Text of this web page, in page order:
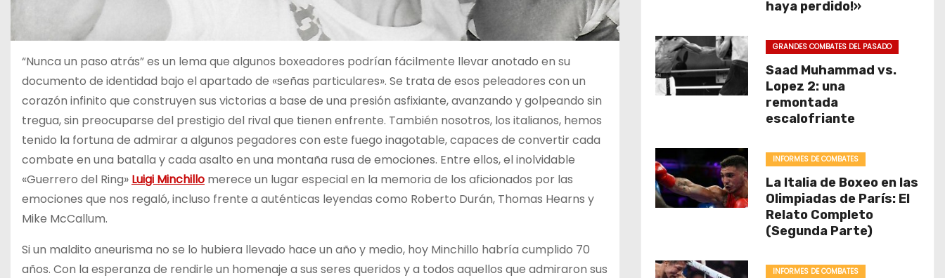
“Nunca un paso atrás” es un lema que algunos boxeadores podrían fácilmente llevar anotado en su
documento de identidad bajo el apartado de «señas particulares». Se trata de esos peleadores con un
corazón infinito que construyen sus victorias a base de una presión asfixiante, avanzando y golpeando sin
tregua, sin preocuparse del prestigio del rival que tienen enfrente. También nosotros, los italianos, hemos
tenido la fortuna de admirar a algunos pegadores con este fuego inagotable, capaces de convertir cada
combate en una batalla y cada asalto en una montaña rusa de emociones. Entre ellos, el inolvidable
«Guerrero del Ring» Luigi Minchillo merece un lugar especial en la memoria de los aficionados por las
emociones que nos regaló, incluso frente a auténticas leyendas como Roberto Durán, Thomas Hearns y
Mike McCallum.
Si un maldito aneurisma no se lo hubiera llevado hace un año y medio, hoy Minchillo habría cumplido 70
años. Con la esperanza de rendirle un homenaje a sus seres queridos y a todos aquellos que admiraron sus
haya perdido!»
GRANDES COMBATES DEL PASADO
Saad Muhammad vs.
Lopez 2: una
remontada
escalofriante
INFORMES DE COMBATES
La Italia de Boxeo en las
Olimpiadas de París: El
Relato Completo
(Segunda Parte)
INFORMES DE COMBATES